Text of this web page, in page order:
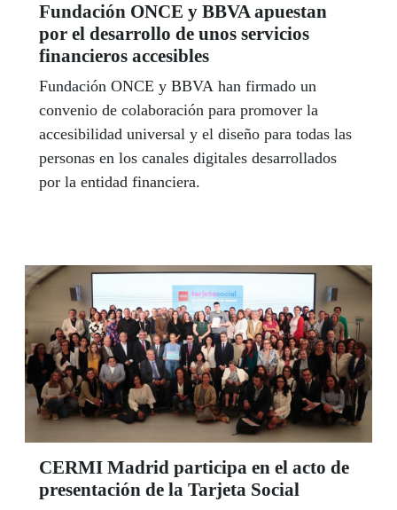
Fundación ONCE y BBVA apuestan
por el desarrollo de unos servicios
financieros accesibles
Fundación ONCE y BBVA han firmado un
convenio de colaboración para promover la
accesibilidad universal y el diseño para todas las
personas en los canales digitales desarrollados
por la entidad financiera.
CERMI Madrid participa en el acto de
presentación de la Tarjeta Social